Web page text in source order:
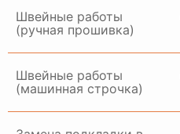
Швейные работы
(ручная прошивка)
Швейные работы
(машинная строчка)